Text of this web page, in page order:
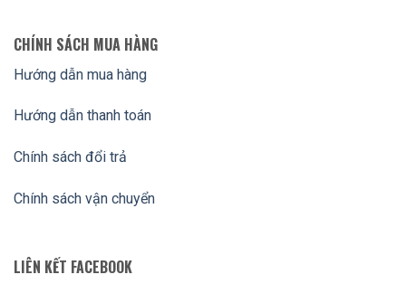
CHÍNH SÁCH MUA HÀNG
Hướng dẫn mua hàng
Hướng dẫn thanh toán
Chính sách đổi trả
Chính sách vận chuyển
LIÊN KẾT FACEBOOK